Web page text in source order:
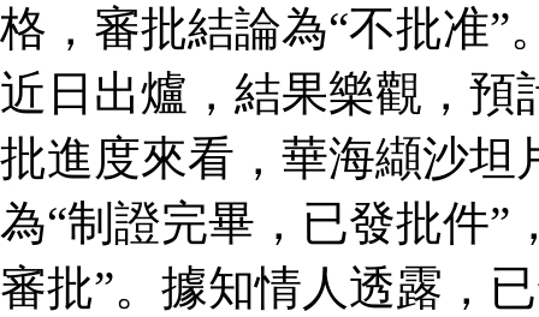
格，審批結論為“不批准”
近日出爐，結果樂觀，
批進度來看，華海纈沙坦
為“制證完畢，已發批件”
審批”。據知情人透露，